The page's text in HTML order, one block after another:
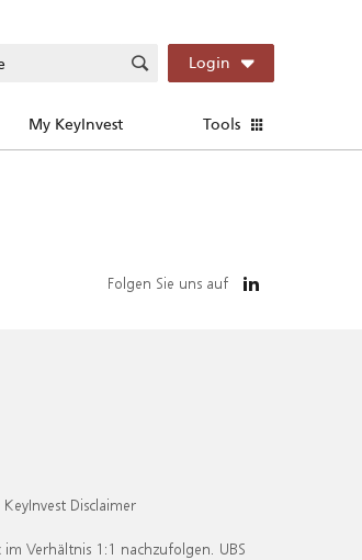
Login
My KeyInvest Tools
Folgen Sie uns auf
KeyInvest Disclaimer
Verhältnis 1:1 nachzufolgen. UBS